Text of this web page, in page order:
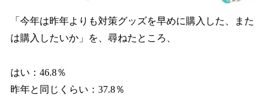
「今年は昨年よりも対策グッズを早めに購入した、また
は購入したいか」を、尋ねたところ、
はい：46.8％
昨年と同じくらい：37.8％